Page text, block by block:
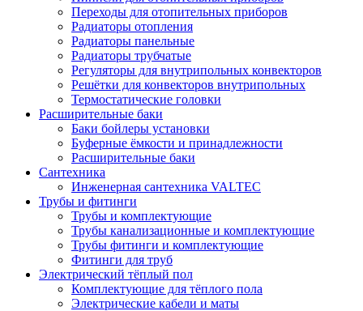
Переходы для отопительных приборов
Радиаторы отопления
Радиаторы панельные
Радиаторы трубчатые
Регуляторы для внутрипольных конвекторов
Решётки для конвекторов внутрипольных
Термостатические головки
Расширительные баки
Баки бойлеры установки
Буферные ёмкости и принадлежности
Расширительные баки
Сантехника
Инженерная сантехника VALTEC
Трубы и фитинги
Трубы и комплектующие
Трубы канализационные и комплектующие
Трубы фитинги и комплектующие
Фитинги для труб
Электрический тёплый пол
Комплектующие для тёплого пола
Электрические кабели и маты